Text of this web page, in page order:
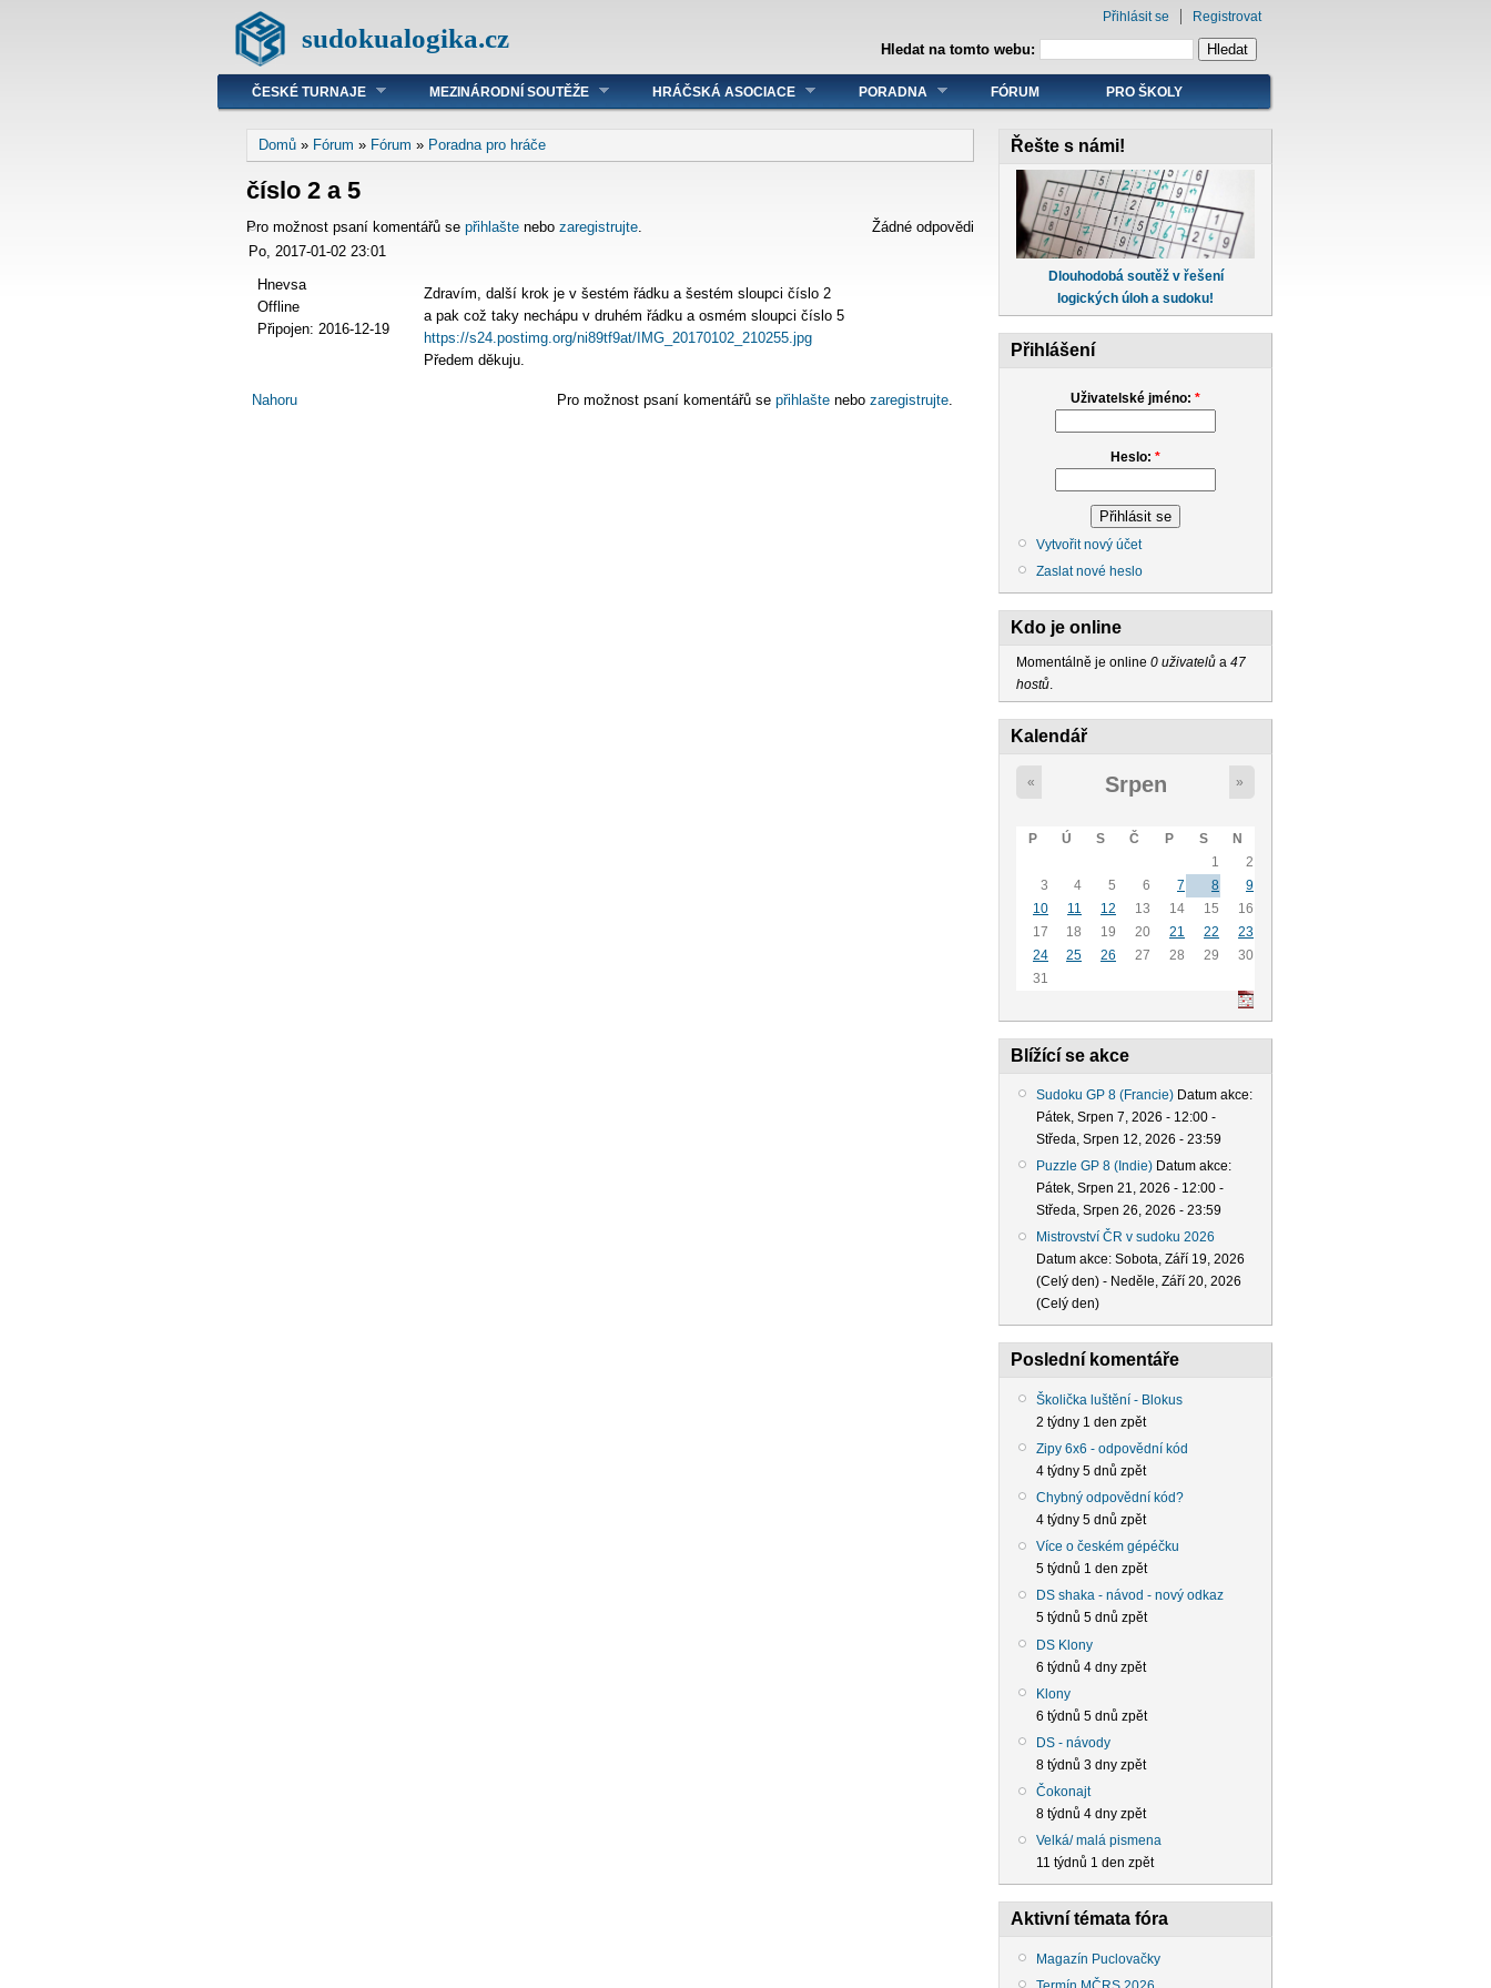
sudokualogika.cz Hledat na tomto webu:
Přihlásit se Registrovat
ČESKÉ TURNAJE MEZINÁRODNÍ SOUTĚŽE HRÁČSKÁ ASOCIACE PORADNA FÓRUM PRO ŠKOLY
Domů » Fórum » Fórum » Poradna pro hráče
číslo 2 a 5
Pro možnost psaní komentářů se přihlašte nebo zaregistrujte
Žádné odpovědi
Po, 2017-01-02 23:01
Hnevsa
Offline
Připojen: 2016-12-19
Zdravím, další krok je v šestém řádku a šestém sloupci číslo 2
a pak což taky nechápu v druhém řádku a osmém sloupci číslo 5
https://s24.postimg.org/ni89tf9at/IMG_20170102_210255.jpg
Předem děkuju.
Nahoru Pro možnost psaní komentářů sepřihlašte nebozaregistrujte.
Řešte s námi!
Dlouhodobá soutěž v řešení
logických úloh a sudoku!
Přihlášení
Uživatelské jméno: *
Heslo: *
Vytvořit nový účet
Zaslat nové heslo
Kdo je online
Momentálně je online 0 uživatelů a 47
hostů.
Kalendář
« Srpen »
P Ú S Č P S
N
1
2
3
4 5 6 7 8
9
10
11 12 13 14 15
16
17
18 19 20 21 22
23
24
25 26 27 28 29
30
31
Blížící se akce
Sudoku GP 8 (Francie) Datum akce:
Pátek, Srpen 7, 2026 - 12:00 -
Středa, Srpen 12, 2026 - 23:59
Puzzle GP 8 (Indie) Datum akce:
Pátek, Srpen 21, 2026 - 12:00 -
Středa, Srpen 26, 2026 - 23:59
Mistrovství ČR v sudoku 2026
Datum akce: Sobota, Září 19, 2026
(Celý den) - Neděle, Září 20, 2026
(Celý den)
Poslední komentáře
Školička luštění - Blokus
2 týdny 1 den zpět
Zipy 6x6 - odpovědní kód
4 týdny 5 dnů zpět
Chybný odpovědní kód?
4 týdny 5 dnů zpět
Více o českém gépéčku
5 týdnů 1 den zpět
DS shaka - návod - nový odkaz
5 týdnů 5 dnů zpět
DS Klony
6 týdnů 4 dny zpět
Klony
6 týdnů 5 dnů zpět
DS - návody
8 týdnů 3 dny zpět
Čokonajt
8 týdnů 4 dny zpět
Velká/ malá pismena
11 týdnů 1 den zpět
Aktivní témata fóra
Magazín Puclovačky